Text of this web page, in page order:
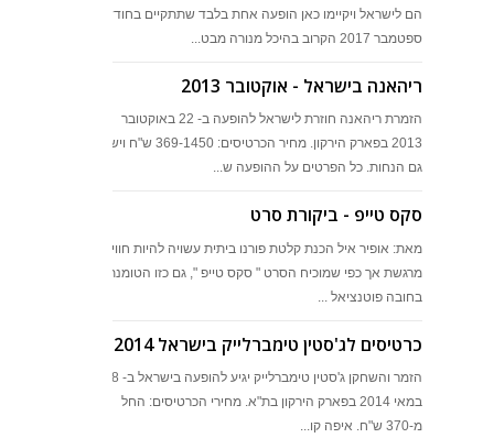
הם לישראל ויקיימו כאן הופעה אחת בלבד שתתקיים בחודש
ספטמבר 2017 הקרוב בהיכל מנורה מבט...
ריהאנה בישראל - אוקטובר 2013
הזמרת ריהאנה חוזרת לישראל להופעה ב- 22 באוקטובר
2013 בפארק הירקון. מחיר הכרטיסים: 369-1450 ש"ח ויש
גם הנחות. כל הפרטים על ההופעה ש...
סקס טייפ - ביקורת סרט
מאת: אופיר איל הכנת קלטת פורנו ביתית עשויה להיות חוויה
מרגשת אך כפי שמוכיח הסרט " סקס טייפ ", גם כזו הטומנת
בחובה פוטנציאל ...
כרטיסים לג'סטין טימברלייק בישראל 2014
הזמר והשחקן ג'סטין טימברלייק יגיע להופעה בישראל ב- 28
במאי 2014 בפארק הירקון בת"א. מחירי הכרטיסים: החל
מ-370 ש"ח. איפה קו...